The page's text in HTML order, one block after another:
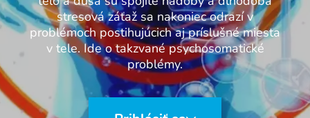
stresová záťaž sa nakoniec odrazí v
problémoch postihujúcich aj príslušné miesta
v tele. Ide o takzvané psychosomatické
problémy.